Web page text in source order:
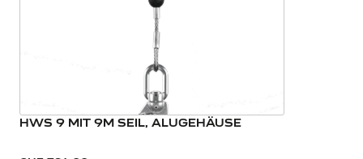
HWS 9 MIT 9M SEIL, ALUGEHÄUSE